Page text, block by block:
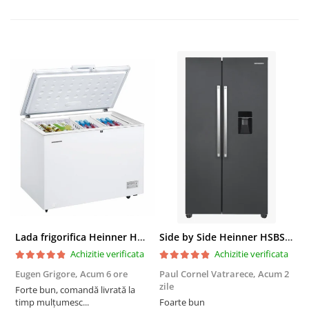
Lada frigorifica Heinner HCF-287CNHE++, 287 l, Clasa E, Compresor inverter, Iluminare LED, Functionalitate frigider, Alb
Achizitie verificata
Eugen Grigore, Acum 6 ore
Forte bun, comandă livrată la
timp mulțumesc...
Side by Side Heinner HSBS-HM439NFINVDGWDE++, Total No Frost, Compresor Inverter, Dozator Apa, Display Touch LED, 439 L, Clasa E, Gri Antracit Texturat
Achizitie verificata
Paul Cornel Vatrarece, Acum 2
zile
Foarte bun